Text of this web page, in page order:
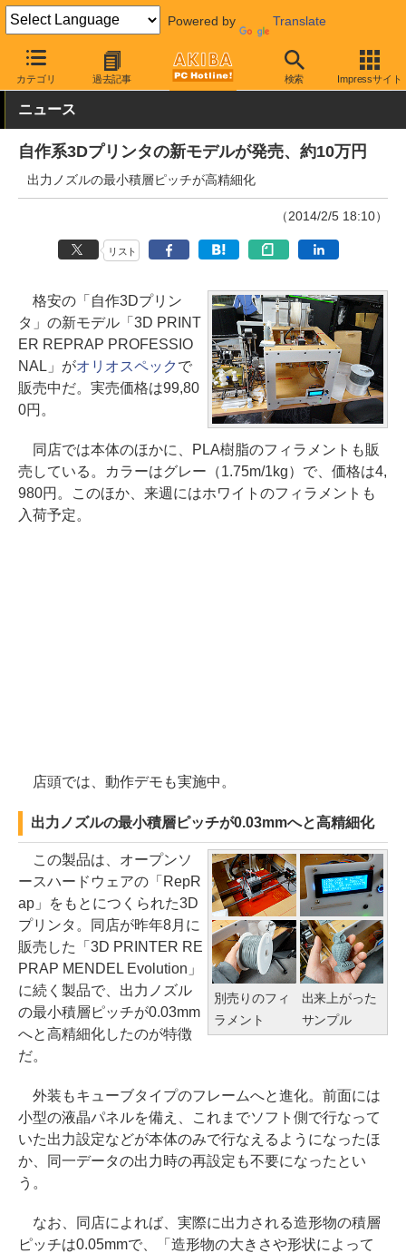
Powered by Translate
カテゴリ 過去記事 検索 Impressサイト
AKIBA PC Hotline! PC周辺機器 その他PC関連 3Dプリンタ
ニュース
自作系3Dプリンタの新モデルが発売、約10万円
出力ノズルの最小積層ピッチが高精細化
（2014/2/5 18:10）
リスト
格安の「自作3Dプリン
タ」の新モデル「3D PRINT
ER REPRAP PROFESSIO
NAL」がオリオスペック で
販売中だ。実売価格は99,80
0円。
同店では本体のほかに、PLA樹脂のフィラメントも販
売している。カラーはグレー（1.75m/1kg）で、価格は4,
980円。このほか、来週にはホワイトのフィラメントも
入荷予定。
店頭では、動作デモも実施中。
出力ノズルの最小積層ピッチが0.03mmへと高精細化
別売りのフィ
ラメント
出来上がった
サンプル
この製品は、オープンソ
ースハードウェアの「RepR
ap」をもとにつくられた3D
プリンタ。同店が昨年8月に
販売した「3D PRINTER RE
PRAP MENDEL Evolution」
に続く製品で、出力ノズル
の最小積層ピッチが0.03mm
へと高精細化したのが特徴
だ。
外装もキューブタイプのフレームへと進化。前面には
小型の液晶パネルを備え、これまでソフト側で行なって
いた出力設定などが本体のみで行なえるようになったほ
か、同一データの出力時の再設定も不要になったとい
う。
なお、同店によれば、実際に出力される造形物の積層
ピッチは0.05mmで、「造形物の大きさや形状によって